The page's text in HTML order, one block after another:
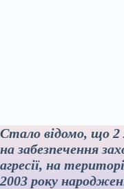
Стало відомо, що 2
на забезпечення
агресії, на
2003 року